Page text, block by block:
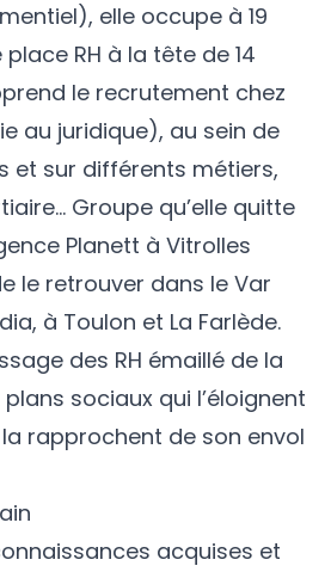
elle occupe à 19
RH à la tête de 14
le recrutement chez
au juridique), au sein de
et sur différents métiers,
Groupe qu’elle quitte
Planett à Vitrolles
le retrouver dans le Var
à Toulon et La Farlède.
des RH émaillé de la
sociaux qui l’éloignent
rapprochent de son envol
acquises et